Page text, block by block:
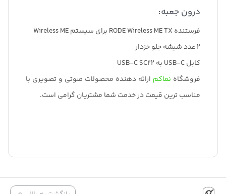
درون جعبه:
فرستنده RODE Wireless ME TX برای سیستم Wireless ME
2 عدد شیشه جلو خزدار
کابل USB-C به USB-C SC22
فروشگاه نماکم ارائه دهنده محصولات صوتی و تصویری با
مناسب ترین قیمت در خدمت شما مشتریان گرامی است.